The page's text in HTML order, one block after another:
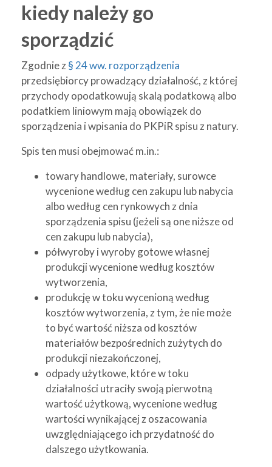
kiedy należy go
sporządzić
Zgodnie z§ 24 ww. rozporządzenia
przedsiębiorcy prowadzący działalność, z której
przychody opodatkowują skalą podatkową albo
podatkiem liniowym mają obowiązek do
sporządzenia i wpisania do PKPiR spisu z natury.
Spis ten musi obejmować m.in.:
towary handlowe, materiały, surowce
wycenione według cen zakupu lub nabycia
albo według cen rynkowych z dnia
sporządzenia spisu (jeżeli są one niższe od
cen zakupu lub nabycia),
półwyroby i wyroby gotowe własnej
produkcji wycenione według kosztów
wytworzenia,
produkcję w toku wycenioną według
kosztów wytworzenia, z tym, że nie może
to być wartość niższa od kosztów
materiałów bezpośrednich zużytych do
produkcji niezakończonej,
odpady użytkowe, które w toku
działalności utraciły swoją pierwotną
wartość użytkową, wycenione według
wartości wynikającej z oszacowania
uwzględniającego ich przydatność do
dalszego użytkowania.